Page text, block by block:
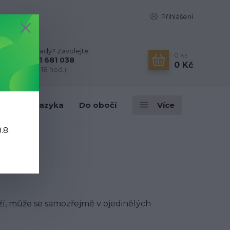
Přihlášení
Nevíte si rady? Zavolejte.
+420 731 681 038
(Po-Ne, 9-18 hod.)
0 ks
0 Kč
Do jazyka Do obočí Více
může se samozřejmě v ojedinělých